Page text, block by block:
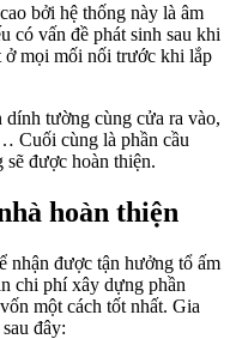
bởi hệ thống này là âm
có vấn đề phát sinh sau khi
ở mọi mối nối trước khi lắp
tường cùng cửa ra vào,
Cuối cùng là phần cầu
được hoàn thiện.
hoàn thiện
nhận được tận hưởng tổ ấm
chi phí xây dựng phần
một cách tốt nhất. Gia
đây: